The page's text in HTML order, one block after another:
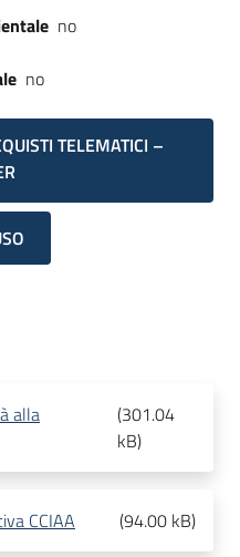
no
no
TELEMATICI –
alla
(301.04
kB)
CCIAA (94.00 kB)